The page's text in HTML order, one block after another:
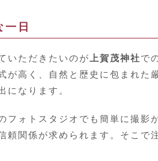
日
いただきたいのが 上賀茂神社で
高く、自然と歴史に包まれた
になります。
フォトスタジオでも簡単に撮影
関係が求められます。そこで